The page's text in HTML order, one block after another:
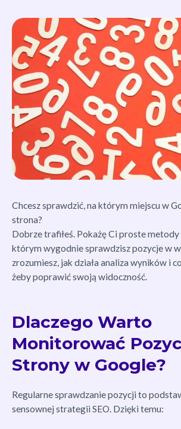
Chcesz sprawdzić, na którym miejscu w
strona?
Dobrze trafiłeś. Pokażę Ci proste metody
którym wygodnie sprawdzisz pozycje w
zrozumiesz, jak działa analiza wyników i
żeby poprawić swoją widoczność.
Dlaczego Warto
Monitorować
Strony w Google?
Regularne sprawdzanie pozycji to
sensownej strategii SEO. Dzięki temu: